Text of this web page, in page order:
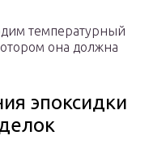
температурный
она должна
эпоксидки